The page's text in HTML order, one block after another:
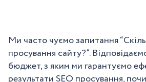
Ми часто чуємо запитання
просування сайту?”.
бюджет, з яким ми гарантуємо
результати SEO просування,